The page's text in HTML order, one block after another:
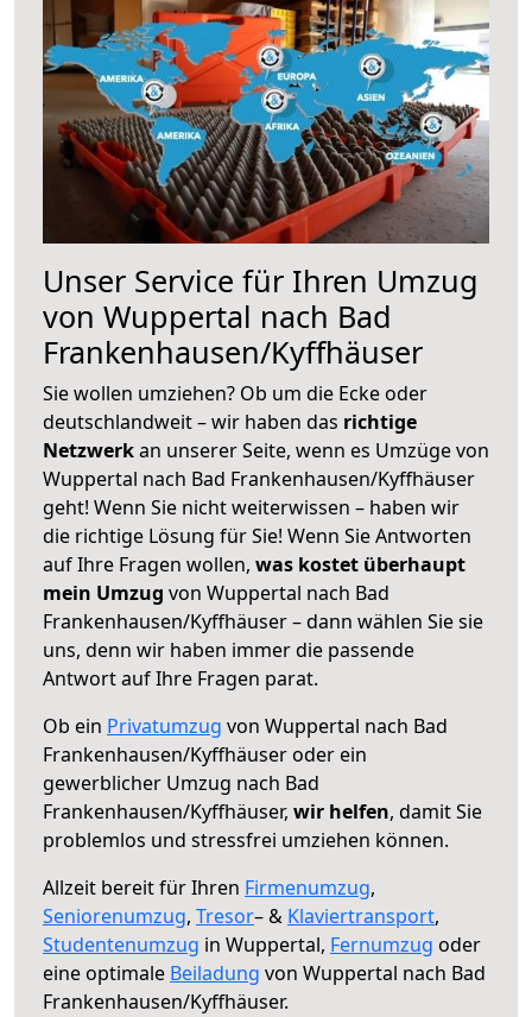
Unser Service für Ihren Umzug
von Wuppertal nach Bad
Frankenhausen/Kyffhäuser
Sie wollen umziehen? Ob um die Ecke oder
deutschlandweit – wir haben das richtige
Netzwerkan unserer Seite, wenn es Umzüge von
Wuppertal nach Bad Frankenhausen/Kyffhäuser
geht! Wenn Sie nicht weiterwissen – haben wir
die richtige Lösung für Sie! Wenn Sie Antworten
auf Ihre Fragen wollen, was kostet überhaupt
mein Umzug von Wuppertal nach Bad
Frankenhausen/Kyffhäuser – dann wählen Sie sie
uns, denn wir haben immer die passende
Antwort auf Ihre Fragen parat.
Ob ein Privatumzug von Wuppertal nach Bad
Frankenhausen/Kyffhäuser oder ein
gewerblicher Umzug nach Bad
Frankenhausen/Kyffhäuser, wir helfen, damit Sie
problemlos und stressfrei umziehen können.
Allzeit bereit für Ihren Firmenumzug,
Seniorenumzug, Tresor– & Klaviertransport,
Studentenumzug in Wuppertal, Fernumzug oder
eine optimale Beiladung von Wuppertal nach Bad
Frankenhausen/Kyffhäuser.